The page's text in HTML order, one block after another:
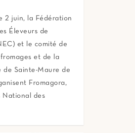
2 juin, la Fédération
Éleveurs de
et le comité de
et de la
de Sainte-Maure de
Fromagora,
National des